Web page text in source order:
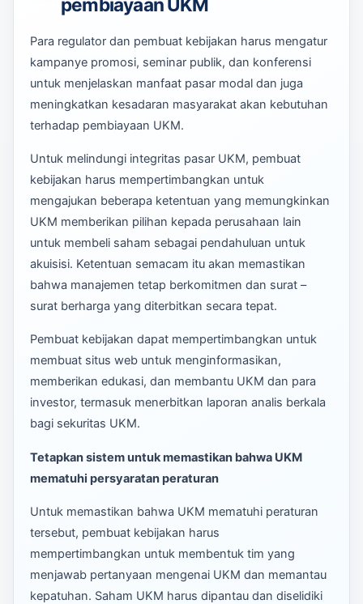
Para regulator dan pembuat kebijakan harus mengatur
kampanye promosi, seminar publik, dan konferensi
untuk menjelaskan manfaat pasar modal dan juga
meningkatkan kesadaran masyarakat akan kebutuhan
terhadap pembiayaan UKM.
Untuk melindungi integritas pasar UKM, pembuat
kebijakan harus mempertimbangkan untuk
mengajukan beberapa ketentuan yang memungkinkan
UKM memberikan pilihan kepada perusahaan lain
untuk membeli saham sebagai pendahuluan untuk
akuisisi. Ketentuan semacam itu akan memastikan
bahwa manajemen tetap berkomitmen dan surat –
surat berharga yang diterbitkan secara tepat.
Pembuat kebijakan dapat mempertimbangkan untuk
membuat situs web untuk menginformasikan,
memberikan edukasi, dan membantu UKM dan para
investor, termasuk menerbitkan laporan analis berkala
bagi sekuritas UKM.
Tetapkansistem untuk memastikan bahwa UKM
mematuhi persyaratan peraturan
Untuk memastikan bahwa UKM mematuhi peraturan
tersebut, pembuat kebijakan harus
mempertimbangkan untuk membentuk tim yang
menjawab pertanyaan mengenai UKM dan memantau
kepatuhan. Saham UKM harus dipantau dan diselidiki